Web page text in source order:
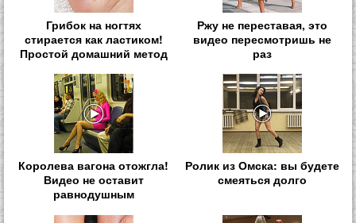
Грибок на ногтях
стирается как ластиком!
Простой домашний метод
Ржу не переставая, это
видео пересмотришь не
раз
Королева вагона отожгла!
Видео не оставит
равнодушным
Ролик из Омска: вы будете
смеяться долго